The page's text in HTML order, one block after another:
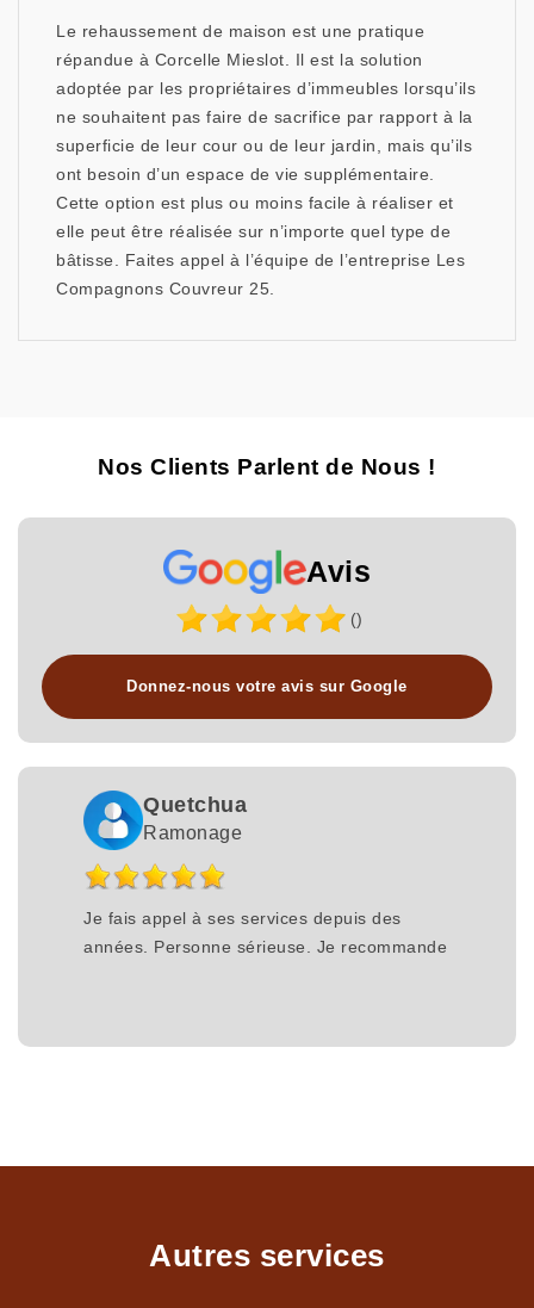
Le rehaussement de maison est une pratique
répandue à Corcelle Mieslot. Il est la solution
adoptée par les propriétaires d’immeubles lorsqu’ils
ne souhaitent pas faire de sacrifice par rapport à la
superficie de leur cour ou de leur jardin, mais qu’ils
ont besoin d’un espace de vie supplémentaire.
Cette option est plus ou moins facile à réaliser et
elle peut être réalisée sur n’importe quel type de
bâtisse. Faites appel à l’équipe de l’entreprise Les
Compagnons Couvreur 25.
Nos Clients Parlent de Nous !
Avis
()
Donnez-nous votre avis sur Google
Quetchua
Ramonage
Je fais appel à ses services depuis des
années. Personne sérieuse. Je recommande
Autres services